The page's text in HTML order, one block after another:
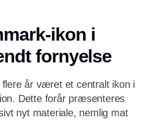
ikon i
fornyelse
flere år været et centralt ikon i
Dette forår præsenteres
nyt materiale, nemlig mat